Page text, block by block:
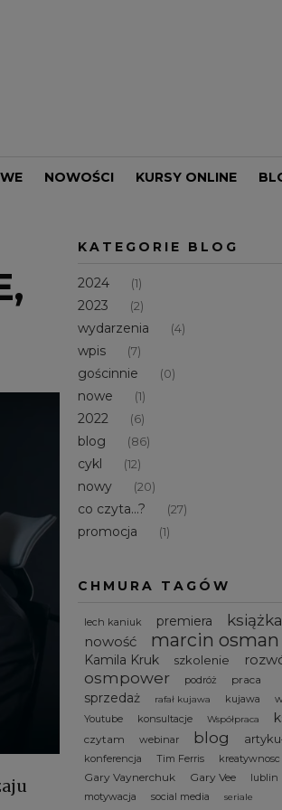
NOWOŚCI KURSY ONLINE
KATEGORIE BLOG
2024 (1)
2023 (2)
wydarzenia (4)
wpis (7)
gościnnie (0)
nowe (1)
2022 (6)
blog (86)
cykl (12)
nowy (20)
co czyta...? (27)
promocja (1)
CHMURA TAGÓW
lech kaniuk premiera książka
nowość marcin osman
Kamila Kruk szkolenie
osmpower podróż praca
sprzedaż rafał kujawa kujawa
Youtube
konsultacje Współpraca
czytam webinar blog
konferencja Tim Ferris kreatywnosc
Gary Vaynerchuk Gary Vee
lublin
motywacja
social media seriale